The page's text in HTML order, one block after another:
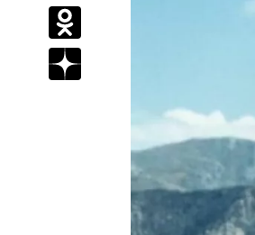
Поделиться в Одноклассниках
Подписаться на нас в Дзен